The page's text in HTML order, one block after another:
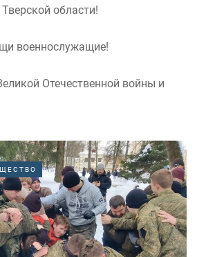
области!
военнослужащие!
Отечественной войны и